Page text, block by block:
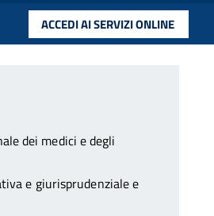
ACCEDI AI SERVIZI ONLINE
dei medici e degli
e giurisprudenziale e